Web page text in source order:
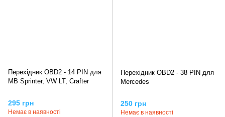
Перехідник OBD2 - 14 PIN для
MB Sprinter, VW LT, Crafter
295 грн
Немає в наявності
Перехідник OBD2 - 38 PIN для
Mercedes
250 грн
Немає в наявності